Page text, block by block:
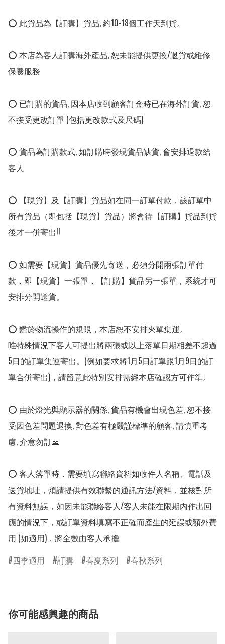
⭕ 此貨品為【訂購】貨品, 約10-18個工作天到貨。
⭕ 本店為客人訂購海外產品, 恕未能提供更換/退貨或維修
保養服務
⭕ 已訂購的貨品, 因本店收到顧客訂金時已在海外訂貨, 恕
不接受更改訂單 (包括更改款式及尺碼)
⭕ 貨品為訂購款式, 如訂購時發現貨品缺貨, 會安排退款給
客人
⭕ 【現貨】及【訂購】貨品如在同一訂單付款，該訂單中
所有貨品（即包括【現貨】貨品）將會待【訂購】貨品到貨
後才一併寄出!!
⭕ 如需要【現貨】貨品優先寄送，必須分開兩張訂單付
款，即【現貨】一張單，【訂購】貨品另一張單，系統才可
安排分開送貨。
⭕ 鑑於物流操作的規限，本店恕不安排夾單集運。
唯特殊情況下客人可提出將兩張或以上落單日期相差不超過
5日的訂單集運寄出。(例如要求將1月5日訂單跟1月9日的訂
單合併寄出)，請留意此特別安排需經本店確認方可作準。
⭕ 由於燈光與顯示器的關係, 貨品有機會出現色差, 恕不接
受因色差問題退換, 對色差有極嚴謹標準的顧客, 請慎重考
慮, 介意勿訂🙏
⭕ 客人落單時，需要填寫聯絡資料如收件人名稱、電話及
送貨地址，煩請提供有效聯繫的通訊方法/資料，並核對所
有資料無誤，如因未能聯絡客人/客人未能在限期內作出回
應的情況下，或訂單資料填寫不正確而產生的延誤或額外費
用 (如適用)，將全數由客人承擔
四季適用
訂購 春夏系列 春秋系列
你可能感興趣的商品